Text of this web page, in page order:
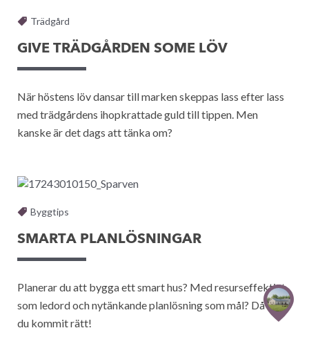
Trädgård
GIVE TRÄDGÅRDEN SOME LÖV
När höstens löv dansar till marken skeppas lass efter lass
med trädgårdens ihopkrattade guld till tippen. Men
kanske är det dags att tänka om?
Byggtips
SMARTA PLANLÖSNINGAR
Planerar du att bygga ett smart hus? Med resurseffektivt
som ledord och nytänkande planlösning som mål? Då har
du kommit rätt!